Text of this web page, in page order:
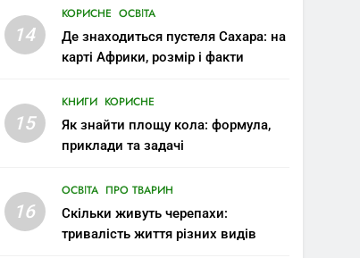
14
КОРИСНЕ ОСВІТА
Де знаходиться пустеля Сахара: на
карті Африки, розмір і факти
15
КНИГИ КОРИСНЕ
Як знайти площу кола: формула,
приклади та задачі
16
ОСВІТА ПРО ТВАРИН
Скільки живуть черепахи:
тривалість життя різних видів